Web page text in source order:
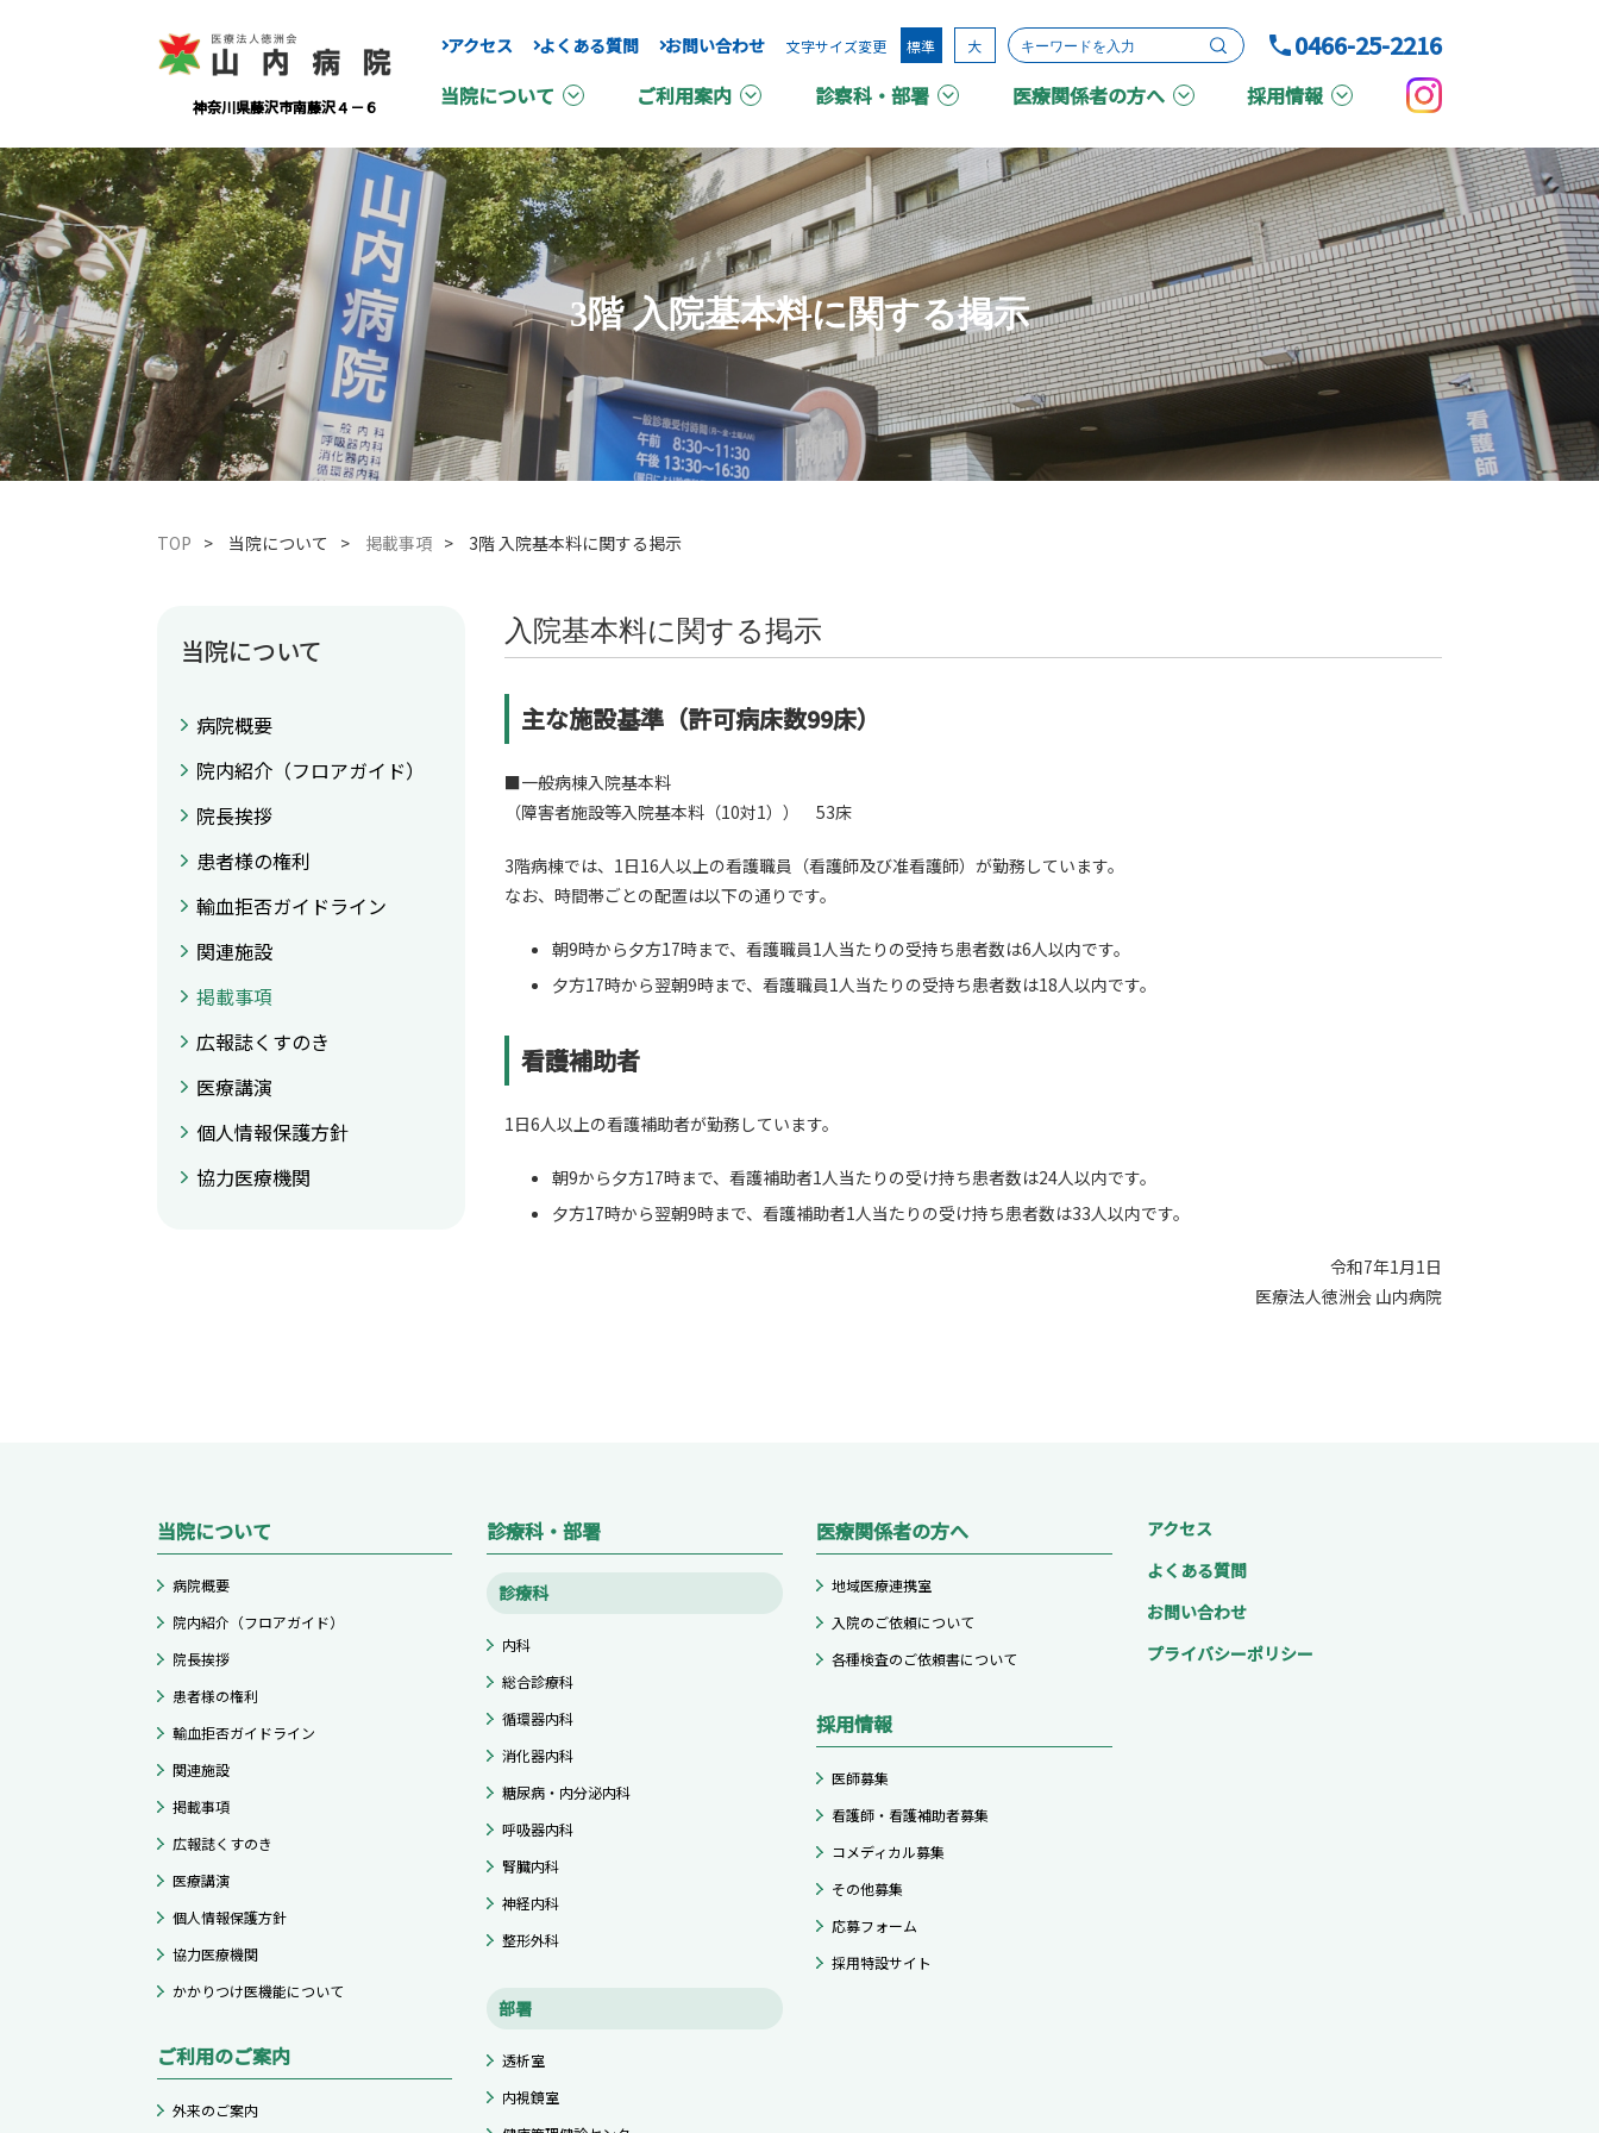
神奈川県藤沢市南藤沢４－６
アクセス よくある質問 お問い合わせ 文字サイズ変更 標準 大 0466-25-2216
当院について ご利用案内 診察科・部署 医療関係者の方へ 採用情報
3階 入院基本料に関する掲示
TOP 当院について 掲載事項 3階 入院基本料に関する掲示
当院について
病院概要
院内紹介（フロアガイド）
院長挨拶
患者様の権利
輸血拒否ガイドライン
関連施設
掲載事項
広報誌くすのき
医療講演
個人情報保護方針
協力医療機関
入院基本料に関する掲示
主な施設基準（許可病床数99床）
■一般病棟入院基本料
（障害者施設等入院基本料（10対1）） 53床
3階病棟では、1日16人以上の看護職員（看護師及び准看護師）が勤務しています。
なお、時間帯ごとの配置は以下の通りです。
朝9時から夕方17時まで、看護職員1人当たりの受持ち患者数は6人以内です。
夕方17時から翌朝9時まで、看護職員1人当たりの受持ち患者数は18人以内です。
看護補助者
1日6人以上の看護補助者が勤務しています。
朝9から夕方17時まで、看護補助者1人当たりの受け持ち患者数は24人以内です。
夕方17時から翌朝9時まで、看護補助者1人当たりの受け持ち患者数は33人以内です。
令和7年1月1日
医療法人徳洲会 山内病院
当院について
病院概要
院内紹介（フロアガイド）
院長挨拶
患者様の権利
輸血拒否ガイドライン
関連施設
掲載事項
広報誌くすのき
医療講演
個人情報保護方針
協力医療機関
かかりつけ医機能について
ご利用のご案内
外来のご案内
診療科・部署
診療科
内科
総合診療科
循環器内科
消化器内科
糖尿病・内分泌内科
呼吸器内科
腎臓内科
神経内科
整形外科
部署
透析室
内視鏡室
医療関係者の方へ
地域医療連携室
入院のご依頼について
各種検査のご依頼書について
採用情報
医師募集
看護師・看護補助者募集
コメディカル募集
その他募集
応募フォーム
採用特設サイト
アクセス
よくある質問
お問い合わせ
プライバシーポリシー